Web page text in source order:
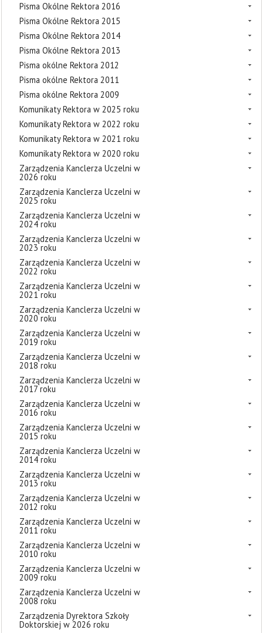
Pisma Okólne Rektora 2016
Pisma Okólne Rektora 2015
Pisma Okólne Rektora 2014
Pisma Okólne Rektora 2013
Pisma okólne Rektora 2012
Pisma okólne Rektora 2011
Pisma okólne Rektora 2009
Komunikaty Rektora w 2025 roku
Komunikaty Rektora w 2022 roku
Komunikaty Rektora w 2021 roku
Komunikaty Rektora w 2020 roku
Zarządzenia Kanclerza Uczelni w
2026 roku
Zarządzenia Kanclerza Uczelni w
2025 roku
Zarządzenia Kanclerza Uczelni w
2024 roku
Zarządzenia Kanclerza Uczelni w
2023 roku
Zarządzenia Kanclerza Uczelni w
2022 roku
Zarządzenia Kanclerza Uczelni w
2021 roku
Zarządzenia Kanclerza Uczelni w
2020 roku
Zarządzenia Kanclerza Uczelni w
2019 roku
Zarządzenia Kanclerza Uczelni w
2018 roku
Zarządzenia Kanclerza Uczelni w
2017 roku
Zarządzenia Kanclerza Uczelni w
2016 roku
Zarządzenia Kanclerza Uczelni w
2015 roku
Zarządzenia Kanclerza Uczelni w
2014 roku
Zarządzenia Kanclerza Uczelni w
2013 roku
Zarządzenia Kanclerza Uczelni w
2012 roku
Zarządzenia Kanclerza Uczelni w
2011 roku
Zarządzenia Kanclerza Uczelni w
2010 roku
Zarządzenia Kanclerza Uczelni w
2009 roku
Zarządzenia Kanclerza Uczelni w
2008 roku
Zarządzenia Dyrektora Szkoły
Doktorskiej w 2026 roku